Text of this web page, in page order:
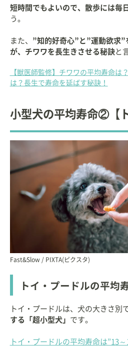
短時間でもよいので、散歩には毎
う。
また、 ”知的好奇心”と”運動欲求”
が、チワワを長生きさせる秘訣と
【獣医師監修】チワワの平均寿命は
は？長生で寿命を延ばす秘訣！
小型犬の平均寿命②【
Fast&Slow / PIXTA(ピクスタ)
トイ・プードルの平均
トイ・プードルは、犬の大きさ別
する「超小型犬」 です。
トイ・プードルの平均寿命は”13～